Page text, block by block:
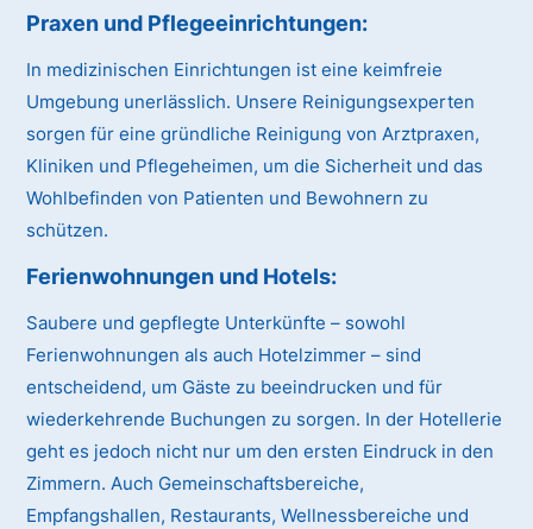
Praxen und Pflegeeinrichtungen:
In medizinischen Einrichtungen ist eine keimfreie
Umgebung unerlässlich. Unsere Reinigungsexperten
sorgen für eine gründliche Reinigung von Arztpraxen,
Kliniken und Pflegeheimen, um die Sicherheit und das
Wohlbefinden von Patienten und Bewohnern zu
schützen.
Ferienwohnungen und Hotels:
Saubere und gepflegte Unterkünfte – sowohl
Ferienwohnungen als auch Hotelzimmer – sind
entscheidend, um Gäste zu beeindrucken und für
wiederkehrende Buchungen zu sorgen. In der Hotellerie
geht es jedoch nicht nur um den ersten Eindruck in den
Zimmern. Auch Gemeinschaftsbereiche,
Empfangshallen, Restaurants, Wellnessbereiche und